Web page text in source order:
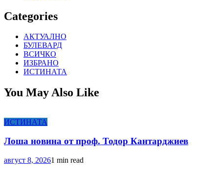
Categories
АКТУАЛНО
БУЛЕВАРД
ВСИЧКО
ИЗБРАНО
ИСТИНАТА
You May Also Like
ИСТИНАТА
Лоша новина от проф. Тодор Кантарджиев
август 8, 20261 min read